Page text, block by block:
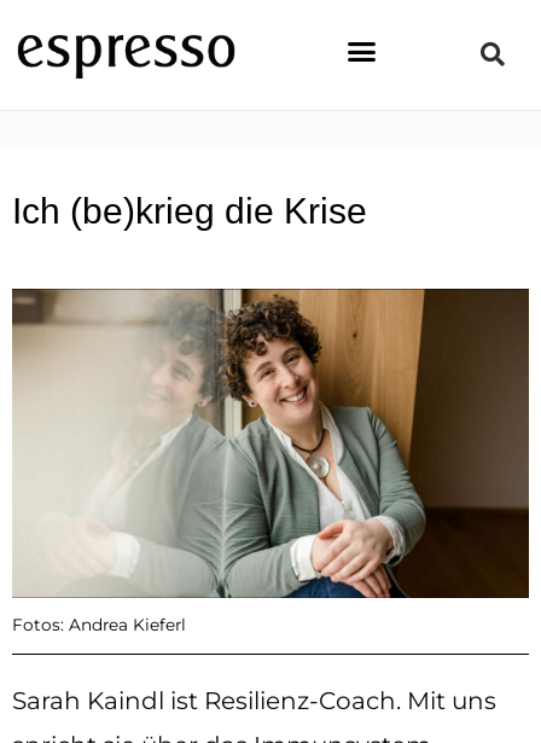
Inhalt
springen
Ich (be)krieg die Krise
Fotos: Andrea Kieferl
Sarah Kaindl ist Resilienz-Coach. Mit uns